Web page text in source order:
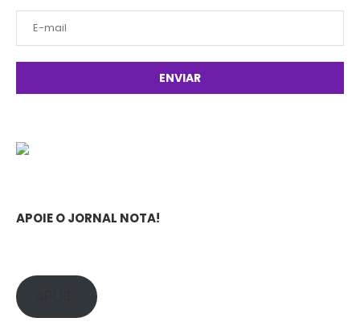
APOIE O JORNAL NOTA!